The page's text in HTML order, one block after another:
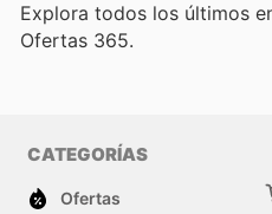
Explora todos los últimos
Ofertas 365.
CATEGORÍAS
Ofertas